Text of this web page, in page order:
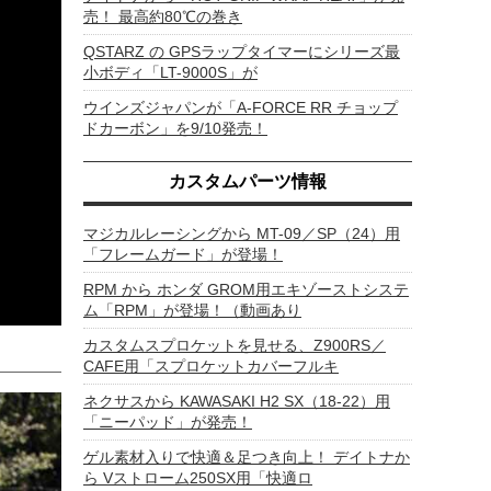
売！ 最高約80℃の巻き
QSTARZ の GPSラップタイマーにシリーズ最
小ボディ「LT-9000S」が
ウインズジャパンが「A-FORCE RR チョップ
ドカーボン」を9/10発売！
カスタムパーツ情報
マジカルレーシングから MT-09／SP（24）用
「フレームガード」が登場！
RPM から ホンダ GROM用エキゾーストシステ
ム「RPM」が登場！（動画あり
カスタムスプロケットを見せる、Z900RS／
CAFE用「スプロケットカバーフルキ
ネクサスから KAWASAKI H2 SX（18-22）用
「ニーパッド」が発売！
ゲル素材入りで快適＆足つき向上！ デイトナか
ら Vストローム250SX用「快適ロ